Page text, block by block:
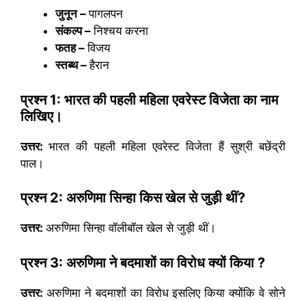
जुनून – पागलपन
संकल्प – निश्चय करना
फतह – विजय
स्तब्थ – हैरान
प्रश्न1: भारत की पहली महिला एवरेस्ट विजेता का नाम
लिखिए।
उत्तर: भारत की पहली महिला एवरेस्ट विजेता हैं सुश्री बछेंद्री
पाल।
प्रश्न2: अरुणिमा सिन्हा किस खेल से जुड़ी थीं?
उत्तर: अरुणिमा सिन्हा वॉलीबॉल खेल से जुड़ी थीं।
प्रश्न3: अरुणिमा ने बदमाशों का विरोध क्यों किया ?
उत्तर: अरुणिमा ने बदमाशों का विरोध इसलिए किया क्योंकि वे सोने